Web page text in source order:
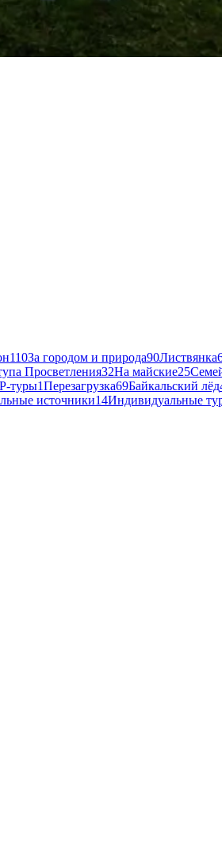
110За городом и природа90Листвянка
Просветления32На майские25
туры1Перезагрузка69Байкальский лёд
источники14Индивидуальные